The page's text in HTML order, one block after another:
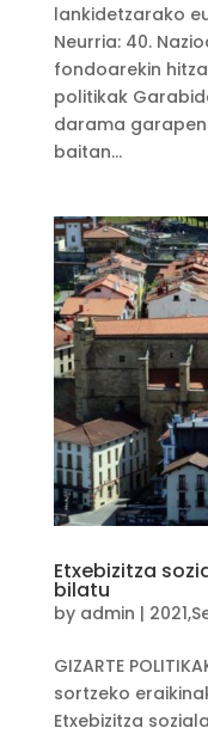
lankidetzarako
Neurria: 40.
fondoarekin
politikak
darama
baitan...
Etxebizitza
bilatu
by admin |
GIZARTE
sortzeko
Etxebizitza